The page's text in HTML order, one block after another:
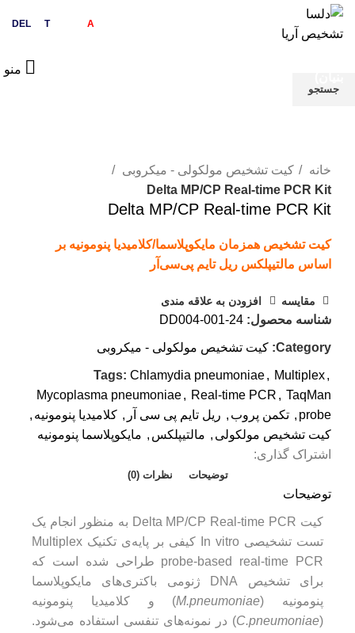
DEL Tashkhis A
منو
خانه
کیت تشخیص مولکولی - میکروبی
Delta MP/CP Real-time PCR Kit
Delta MP/CP Real-time PCR Kit
کیت تشخیص همزمان مایکوپلاسما/کلامیدیا پنومونیه بر
اساس مالتیپلکس ریل تایم پی‌سی‌آر
مقایسه افزودن به علاقه مندی
شناسه محصول: DD004-001-24
Category: کیت تشخیص مولکولی - میکروبی
Tags: Chlamydia pneumoniae, Multiplex,
Mycoplasma pneumoniae, Real-time PCR , TaqMan
probe
, تکمن پروب , ریل تایم پی سی آر , کلامیدیا پنومونیه ,
کیت تشخیص مولکولی , مالتیپلکس , مایکوپلاسما پنومونیه
اشتراک گذاری:
توضیحات نظرات (0)
توضیحات
کیت Delta MP/CP Real-time PCR به منظور انجام یک
تست تشخیصی In vitro کیفی بر پایه‌‌ی تکنیک Multiplex
probe-based real-time PCR طراحی شده است که
برای تشخیص DNA ژنومی باکتری‌های مایکوپلاسما
پنومونیه (M.pneumoniae) و کلامیدیا پنومونیه
(
C.pneumoniae) در نمونه‌های تنفسی استفاده می‌شود.
جستجو